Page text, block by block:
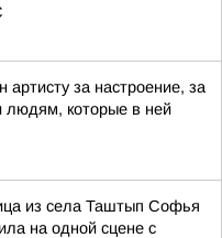
артисту за настроение, за
людям, которые в ней
из села Таштып Софья
на одной сцене с